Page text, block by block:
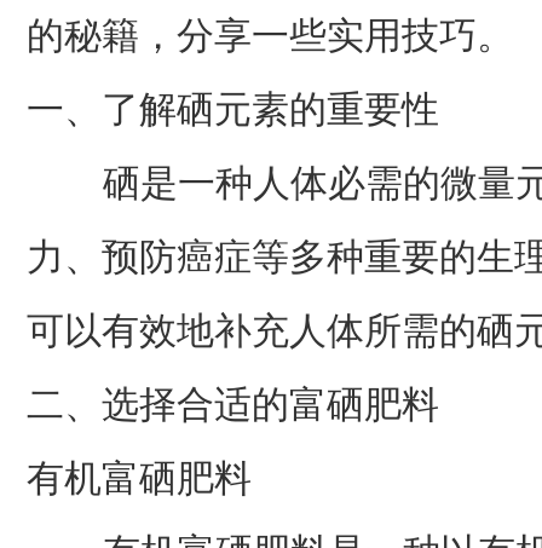
的秘籍，分享一些实用技巧。
一、了解硒元素的重要性
硒是一种人体必需的微量
力、预防癌症等多种重要的生
可以有效地补充人体所需的硒
二、选择合适的富硒肥料
有机富硒肥料